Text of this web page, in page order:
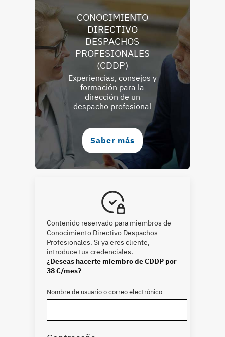
CONOCIMIENTO
DIRECTIVO
DESPACHOS
PROFESIONALES
(CDDP)
Experiencias, consejos y
formación para la
dirección de un
despacho profesional
Saber más
Contenido reservado para miembros de
Conocimiento Directivo Despachos
Profesionales. Si ya eres cliente,
introduce tus credenciales.
¿Deseas hacerte miembro de CDDP por
38 €/mes?
Nombre de usuario o correo electrónico